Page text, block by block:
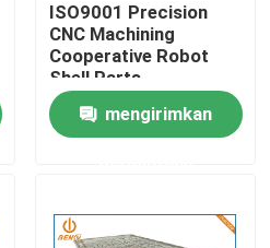
ISO9001 Precision
CNC Machining
Cooperative Robot
Shell Parts
Processing
mengirimkan